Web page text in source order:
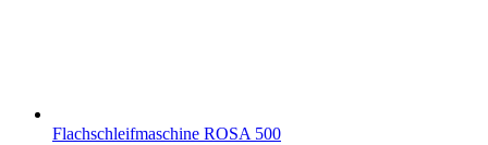
Flachschleifmaschine ROSA 500